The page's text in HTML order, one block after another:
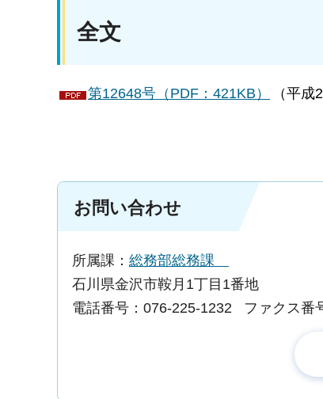
全文
第12648号（PDF：421KB） （平成
お問い合わせ
所属課： 総務部総務課
石川県金沢市鞍月1丁目1番地
電話番号：076-225-1232
ファクス番